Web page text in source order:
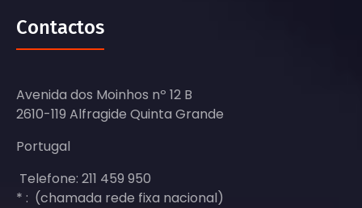
Contactos
Avenida dos Moinhos nº 12 B
2610-119 Alfragide Quinta Grande
Portugal
Telefone: 211 459 950
* : (chamada rede fixa nacional)